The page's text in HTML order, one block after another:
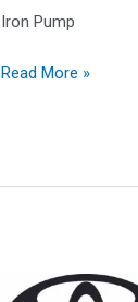
Iron Pump
Read More »
Finance